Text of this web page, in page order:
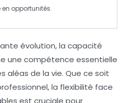
en opportunités.
évolution, la capacité
une compétence essentielle
aléas de la vie. Que ce soit
la flexibilité face